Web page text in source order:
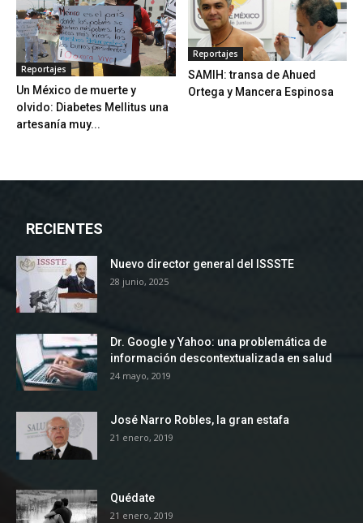
Reportajes
Un México de muerte y
olvido: Diabetes Mellitus una
artesanía muy...
Reportajes
SAMIH: transa de Ahued
Ortega y Mancera Espinosa
RECIENTES
Nuevo director general del ISSSTE
28 junio, 2025
Dr. Google y Yahoo: una problemática de
información descontextualizada en salud
24 mayo, 2019
José Narro Robles, la gran estafa
21 enero, 2019
Quédate
21 enero, 2019